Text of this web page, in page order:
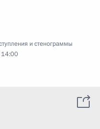
и стенограммы
14:00